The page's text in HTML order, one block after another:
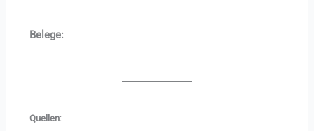
Belege:
Quellen: